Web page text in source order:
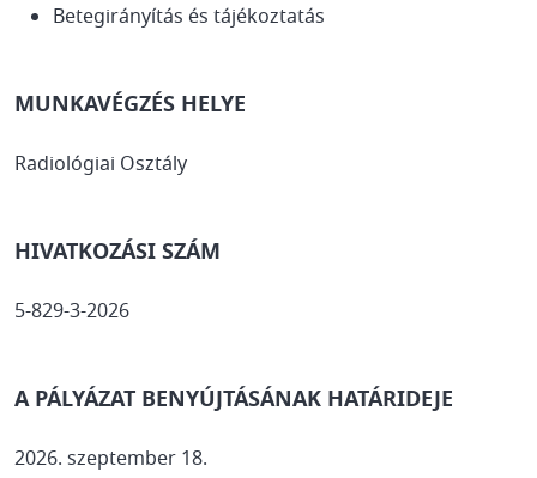
Betegirányítás és tájékoztatás
MUNKAVÉGZÉS HELYE
Radiológiai Osztály
HIVATKOZÁSI SZÁM
5-829-3-2026
A PÁLYÁZAT BENYÚJTÁSÁNAK HATÁRIDEJE
2026. szeptember 18.